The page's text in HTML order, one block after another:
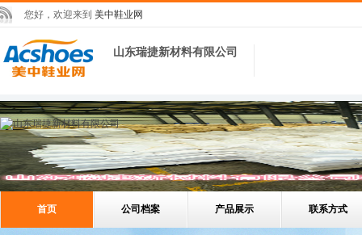
您好，欢迎来到 美中鞋业网
山东瑞捷新材料有限公司
首页 公司档案 产品展示 联系方式